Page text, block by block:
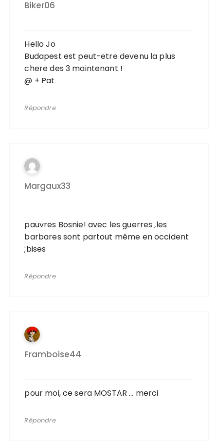
Biker06
Hello Jo
Budapest est peut-etre devenu la plus
chere des 3 maintenant !
@ + Pat
Répondre
Margaux33
pauvres Bosnie! avec les guerres ,les
barbares sont partout même en occident
;bises
Répondre
Framboise44
pour moi, ce sera MOSTAR … merci
Répondre